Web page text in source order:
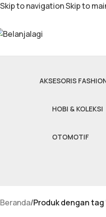
Skip to navigationSkip to
AKSESORIS
HOBI & KOLEKSI
OTOMOTIF
Beranda/Produk dengan tag